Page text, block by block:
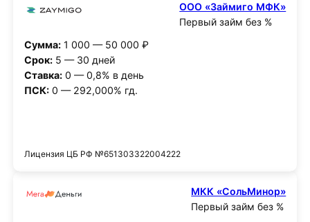
ООО «Займиго МФК»
Первый займ без %
Сумма:1 000 — 50 000 ₽
Срок:5 — 30 дней
Ставка:0 — 0,8% в день
ПСК:0 — 292,000% гд.
Лицензия ЦБ РФ №651303322004222
МКК «СольМинор»
Первый займ без %